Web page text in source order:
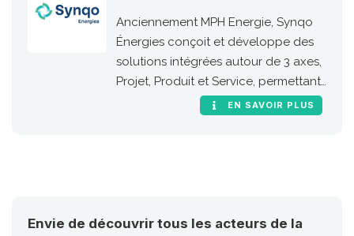
Anciennement MPH Energie, Synqo
Énergies conçoit et développe des
solutions intégrées autour de 3 axes,
Projet, Produit et Service, permettant
à ses clients de l’industrie et de la
EN SAVOIR PLUS
Envie de découvrir tous les acteurs de la